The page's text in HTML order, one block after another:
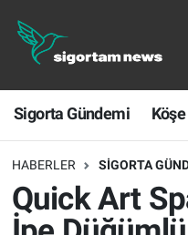
Sigorta Gündemi Köşe
HABERLER SIGORTA
Quick Art
Sigorta Gündemi
Köşe Yazıları
Sağlık Sigortaları
Sporun Sigortası